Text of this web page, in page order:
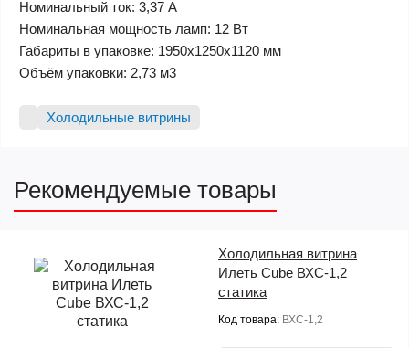
Номинальный ток: 3,37 A
Номинальная мощность ламп: 12 Вт
Габариты в упаковке: 1950х1250х1120 мм
Объём упаковки: 2,73 м3
Холодильные витрины
Рекомендуемые товары
Холодильная витрина
Илеть Cube ВХС-1,2
статика
Код товара: ВХС-1,2